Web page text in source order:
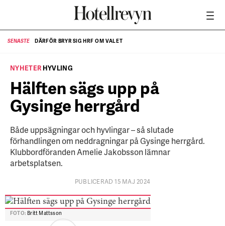
SENASTE DÄRFÖR BRYR SIG HRF OM VALET
NYHETER HYVLING
Hälften sägs upp på
Gysinge herrgård
Både uppsägningar och hyvlingar – så slutade
förhandlingen om neddragningar på Gysinge herrgård.
Klubbordföranden Amelie Jakobsson lämnar
arbetsplatsen.
PUBLICERAD 15 MAJ 2024
FOTO: Britt Mattsson